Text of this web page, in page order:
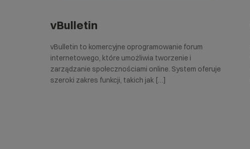
vBulletin
vBulletin to komercyjne oprogramowanie forum
internetowego, które umożliwia tworzenie i
zarządzanie społecznościami online. System oferuje
szeroki zakres funkcji, takich jak […]